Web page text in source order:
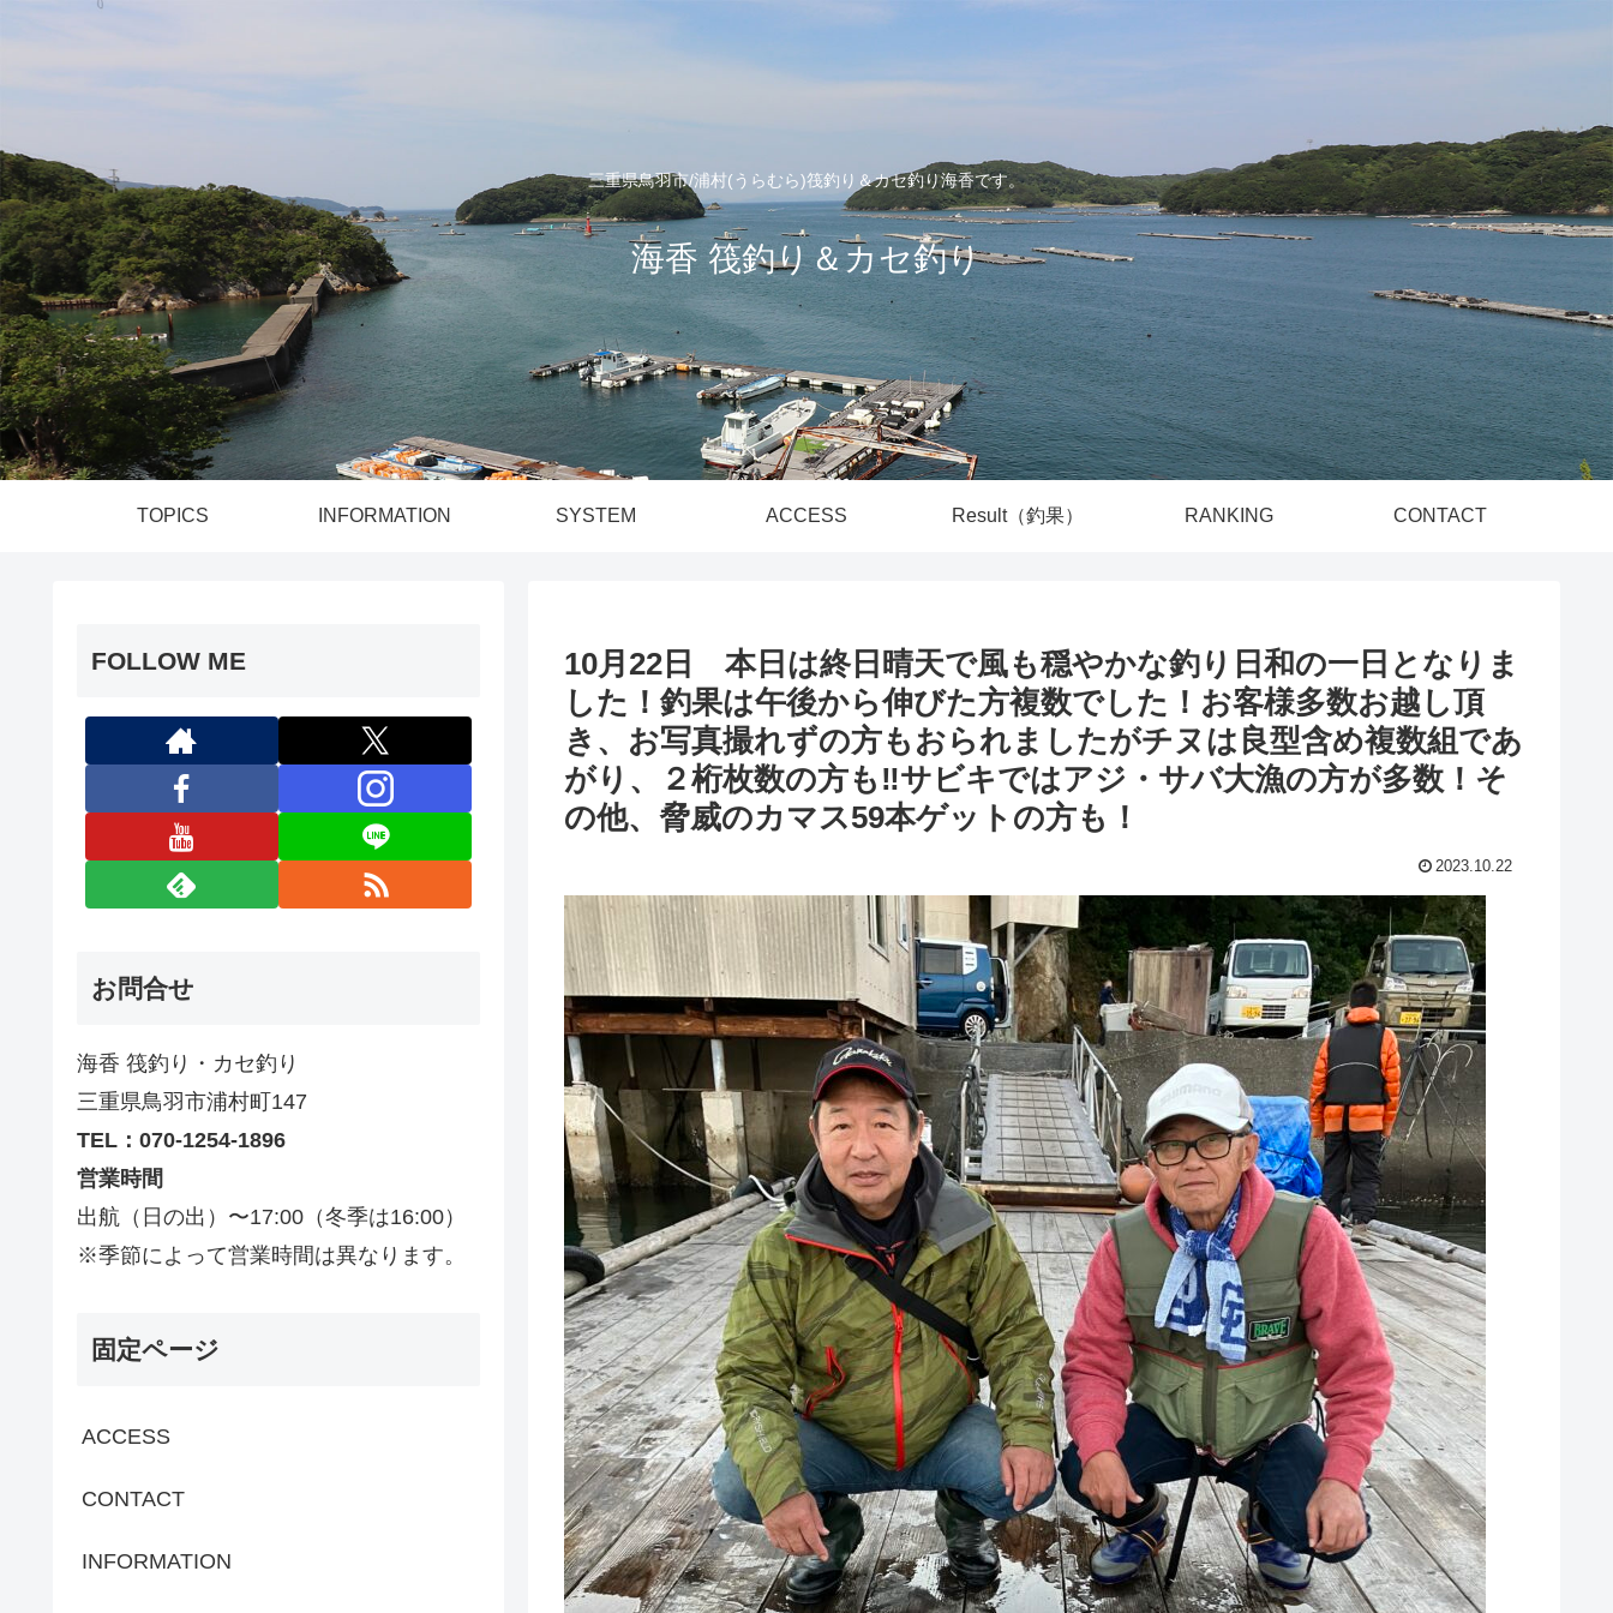
三重県鳥羽市/浦村(うらむら)筏釣り＆カセ釣り海香です。
海香 筏釣り＆カセ釣り
TOPICS INFORMATION SYSTEM ACCESS Result（釣果） RANKING CONTACT
10月22日 本日は終日晴天で風も穏やかな釣り日和の一日となりま
した！釣果は午後から伸びた方複数でした！お客様多数お越し頂
き、お写真撮れずの方もおられましたがチヌは良型含め複数組であ
がり、２桁枚数の方も‼︎サビキではアジ・サバ大漁の方が多数！そ
の他、脅威のカマス59本ゲットの方も！
2023.10.22
FOLLOW ME
お問合せ
海香 筏釣り・カセ釣り
三重県鳥羽市浦村町147
TEL：070-1254-1896
営業時間
出航（日の出）〜17:00（冬季は16:00）
※季節によって営業時間は異なります。
固定ページ
ACCESS
CONTACT
INFORMATION